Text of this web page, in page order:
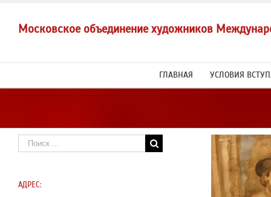
contentМосковское объединение художников
ГЛАВНАЯ УСЛОВИЯ
Результат
поиска:
АДРЕС: